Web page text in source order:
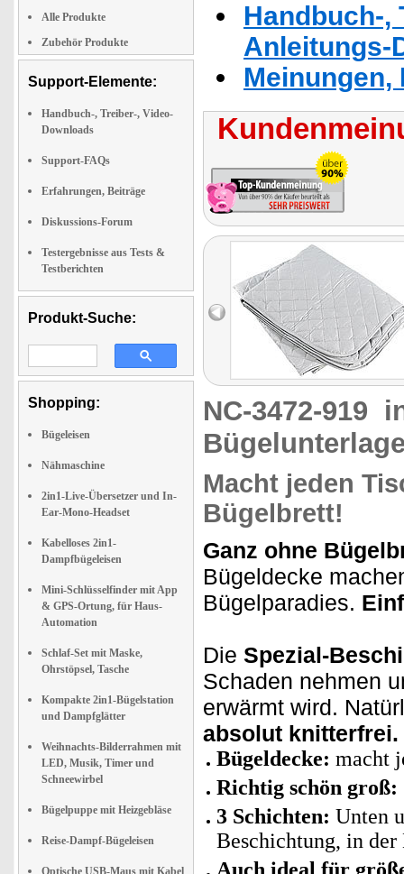
Alle Produkte
Zubehör Produkte
Support-Elemente:
Handbuch-, Treiber-, Video-
Downloads
Support-FAQs
Erfahrungen, Beiträge
Diskussions-Forum
Testergebnisse aus Tests &
Testberichten
Produkt-Suche:
Shopping:
Bügeleisen
Nähmaschine
2in1-Live-Übersetzer und In-
Ear-Mono-Headset
Kabelloses 2in1-
Dampfbügeleisen
Mini-Schlüsselfinder mit App
& GPS-Ortung, für Haus-
Automation
Schlaf-Set mit Maske,
Ohrstöpsel, Tasche
Kompakte 2in1-Bügelstation
und Dampfglätter
Weihnachts-Bilderrahmen mit
LED, Musik, Timer und
Schneewirbel
Bügelpuppe mit Heizgebläse
Reise-Dampf-Bügeleisen
Optische USB-Maus mit Kabel
Handbuch-,
Anleitungs-
NC-3472-919
Macht jeden
Bügelbrett!
Ganz ohne
Bügeldecke
Bügelparadies.
Die Spezial-
Schaden nehmen
erwärmt wird.
absolut knitterfrei.
Bügeldecke: macht
Richtig schön groß:
3 Schichten: Unten
Beschichtung, in